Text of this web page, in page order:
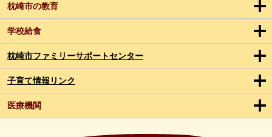
枕崎市の教育
学校給食
枕崎市ファミリーサポートセンター
子育て情報リンク
医療機関